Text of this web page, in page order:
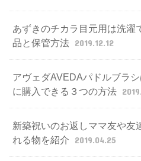
あずきのチカラ目元用は洗濯
品と保管方法 2019.12.12
アヴェダAVEDAパドルブラ
に購入できる３つの方法
新築祝いのお返しママ友や友
れる物を紹介
2019.04.25